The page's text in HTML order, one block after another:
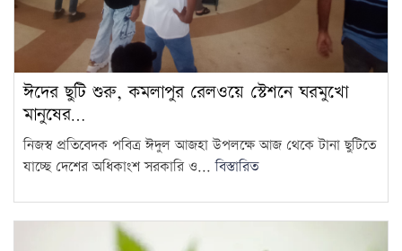
ঈদের ছুটি শুরু, কমলাপুর রেলওয়ে স্টেশনে ঘরমুখো
মানুষের…
নিজস্ব প্রতিবেদক পবিত্র ঈদুল আজহা উপলক্ষে আজ থেকে টানা ছুটিতে
যাচ্ছে দেশের অধিকাংশ সরকারি ও...বিস্তারিত